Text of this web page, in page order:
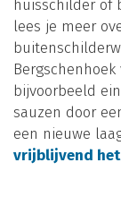
huisschilder of
lees je meer
bijvoorbeeld
sauzen door
een nieuwe
vrijblijvend